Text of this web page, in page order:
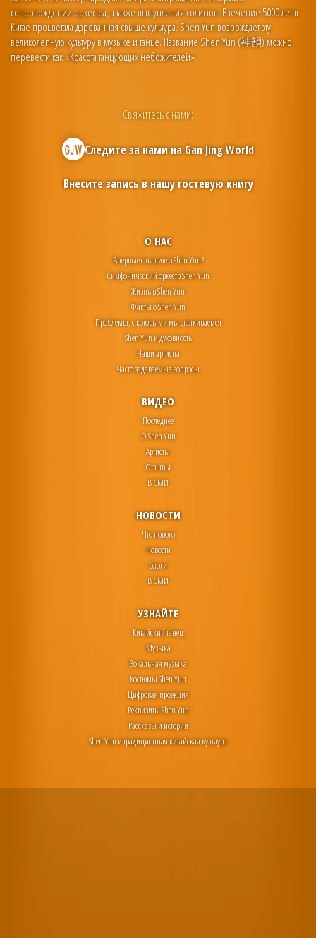
сопровождении оркестра, а также выступления солистов. В течение 5000 лет в
Китае процветала дарованная свыше культура. Shen Yun возрождает эту
великолепную культуру в музыке и танце. Название Shen Yun (神韻) можно
перевести как «Красота танцующих небожителей».
О НАС
Впервые слышите о Shen Yun?
Симфонический оркестр Shen Yun
Жизнь в Shen Yun
Факты о Shen Yun
Проблемы, с которыми мы сталкиваемся
Shen Yun и духовность
Наши артисты
Часто задаваемые вопросы
ВИДЕО
Последнее
О Shen Yun
Артисты
Отзывы
В СМИ
НОВОСТИ
Что нового
Новости
блоги
В СМИ
УЗНАЙТЕ
Китайский танец
Музыка
Вокальная музыка
Костюмы Shen Yun
Цифровая проекция
Реквизиты Shen Yun
Рассказы и истории
Shen Yun и традиционная китайская культура
Свяжитесь с нами:
Следите за нами наGan Jing World
Внесите запись в нашу гостевую книгу